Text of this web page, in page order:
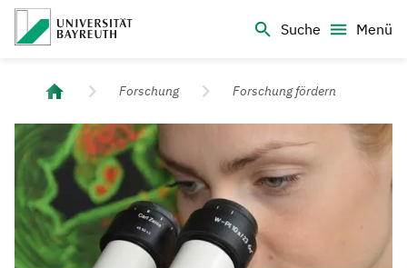
Suche
Menü
Universität Bayreuth – Deine Top-Campus-Uni
Forschung Forschung fördern